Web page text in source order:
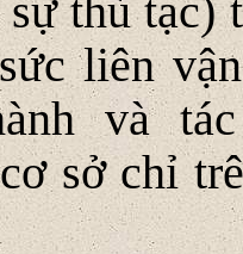
thù tạc)
liên
và
sở chỉ